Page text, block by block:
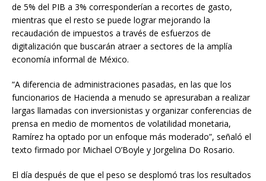
de 5% del PIB a 3% corresponderían a recortes de gasto,
mientras que el resto se puede lograr mejorando la
recaudación de impuestos a través de esfuerzos de
digitalización que buscarán atraer a sectores de la amplía
economía informal de México.
“A diferencia de administraciones pasadas, en las que los
funcionarios de Hacienda a menudo se apresuraban a realizar
largas llamadas con inversionistas y organizar conferencias de
prensa en medio de momentos de volatilidad monetaria,
Ramírez ha optado por un enfoque más moderado”, señaló el
texto firmado por Michael O’Boyle y Jorgelina Do Rosario.
El día después de que el peso se desplomó tras los resultados